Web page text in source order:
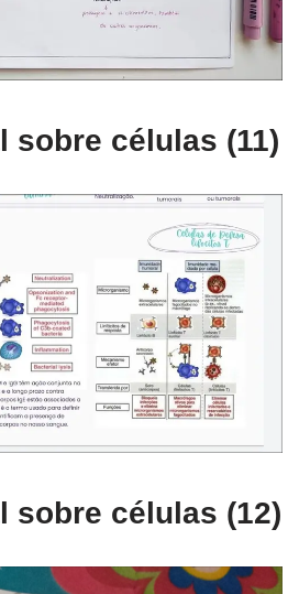
sobre células (11)
sobre células (12)